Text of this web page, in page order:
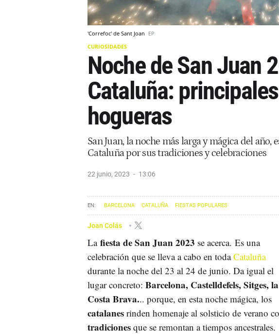
'Correfoc' de Sant Joan EP
CURIOSIDADES
Noche de San Juan
Cataluña:
hogueras
San Juan, la noche más larga y mágica del año,
Cataluña por sus tradiciones y celebraciones
22 junio, 2023 13:06
BARCELONA CATALUÑA FIESTAS POPULARES
Joan Colás
La fiesta de San Juan 2023 se acerca. Es una
celebración que se lleva a cabo en todaCataluña
durante la noche del 23 al 24 de junio. Da igual el
lugar concreto: Barcelona, Castelldefels, Sitges, la
Costa Brava... porque, en esta noche mágica, los
catalanes rinden homenaje al solsticio de verano
tradiciones que se remontan a tiempos ancestrales.